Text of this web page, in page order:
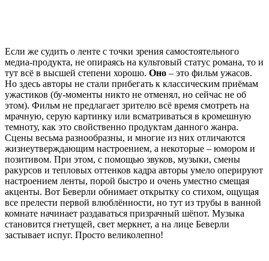
Если же судить о ленте с точки зрения самостоятельного
медиа-продукта, не опираясь на культовый статус романа, то и
тут всё в высшей степени хорошо. Оно – это фильм ужасов.
Но здесь авторы не стали прибегать к классическим приёмам
ужастиков (бу-моменты никто не отменял, но сейчас не об
этом). Фильм не предлагает зрителю всё время смотреть на
мрачную, серую картинку или всматриваться в кромешную
темноту, как это свойственно продуктам данного жанра.
Сцены весьма разнообразны, и многие из них отличаются
жизнеутверждающим настроением, а некоторые – юмором и
позитивом. При этом, с помощью звуков, музыки, смены
ракурсов и тепловых оттенков кадра авторы умело оперируют
настроением ленты, порой быстро и очень уместно смещая
акценты. Вот Беверли обнимает открытку со стихом, ощущая
все прелести первой влюблённости, но тут из трубы в ванной
комнате начинает раздаваться призрачный шёпот. Музыка
становится гнетущей, свет меркнет, а на лице Беверли
застывает испуг. Просто великолепно!